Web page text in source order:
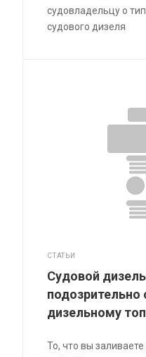
судовладельцу о
судового дизеля
СТАТЬИ
Судовой
подозрительно
дизельному
То, что вы